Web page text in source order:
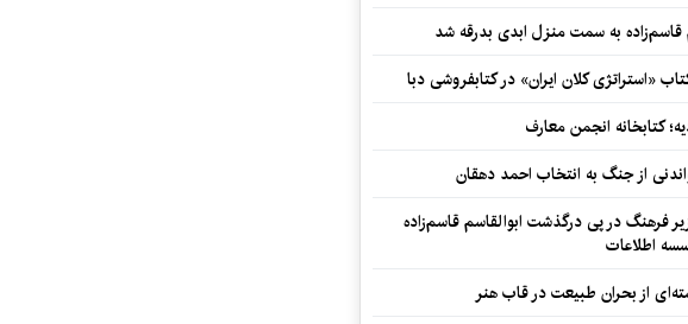
قاسم‌زاده به سمت منزل ابدی بدرقه شد
«استراتژی کلان ایران» در کتابفروشی دبا
کتابخانه انجمن معارف
از جنگ به انتخاب احمد دهقان
فرهنگ در پی درگذشت ابوالقاسم قاسم‌زاده
اطلاعات
از بحران طبیعت در قاب هنر